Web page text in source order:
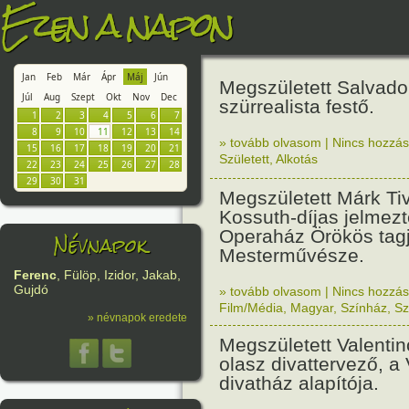
Ezen a napon
Jan Feb Már Ápr Máj
Jún
Júl
Aug Szept Okt Nov
Dec
1
2 3 4 5 6
7
8
9 10 11 12 13
14
15
16 17 18 19 20
21
22
23 24 25 26 27
28
29
30 31
Névnapok
Ferenc, Fülöp, Izidor, Jakab,
Gujdó
» névnapok eredete
Megszületett
szürrealista festő.
» tovább olvasom | Nincs
Született Alkotás
Megszületett Márk
Kossuth-díjas
Operaház Örökös
Mesterművésze.
» tovább olvasom | Nincs
Film/Média
Magyar, Színház
Megszületett
olasz divattervező, a
divatház alapítója.